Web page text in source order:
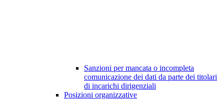
Sanzioni per mancata o incompleta
comunicazione dei dati da parte dei titolari
di incarichi dirigenziali
Posizioni organizzative